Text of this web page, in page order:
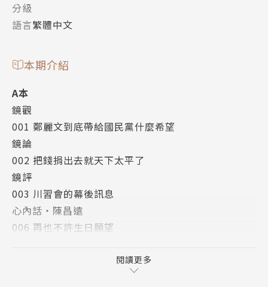
分級
語言繁體中文
本期介紹
A本
鏡觀
001 鄭麗文到底帶給國民黨什麼希望
鏡論
002 把錢捐出去就天下太平了
鏡評
003 川習會的幕後訊息
心內話‧陳昌遠
006 再也不許生日願望
閱讀更多